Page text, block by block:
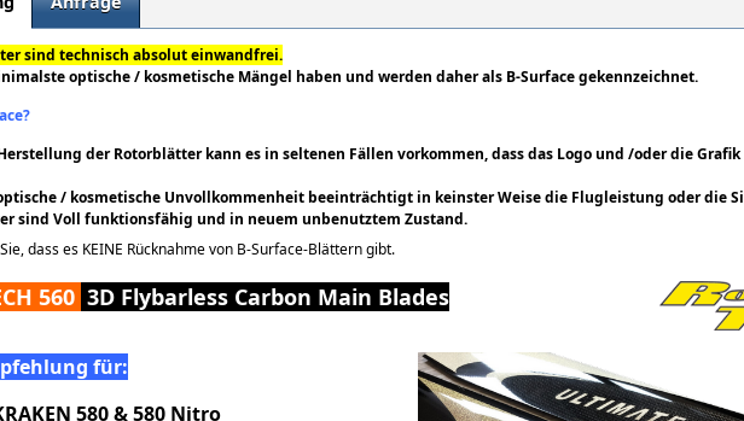
sind technisch absolut einwandfrei.
optische / kosmetische Mängel haben und werden daher als B-Surface gekennzeichnet.
der Rotorblätter kann es in seltenen Fällen vorkommen, dass das Logo und /oder die
/ kosmetische Unvollkommenheit beeinträchtigt in keinster Weise die Flugleistung oder die
sind Voll funktionsfähig und in neuem unbenutztem Zustand.
dass es KEINE Rücknahme von B-Surface-Blättern gibt.
560 3D Flybarless Carbon Main Blades
für:
580 & 580 Nitro